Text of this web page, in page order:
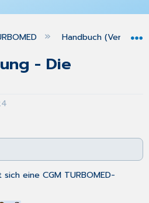
global hierarchy
Handbuch (Version
- Die
eine CGM TURBOMED-